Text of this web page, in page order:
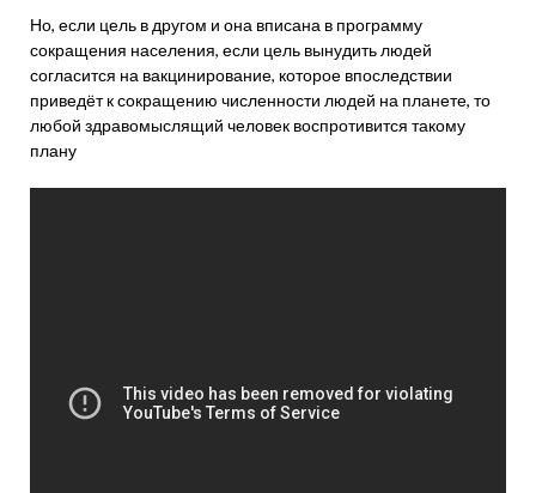
Но, если цель в другом и она вписана в программу
сокращения населения, если цель вынудить людей
согласится на вакцинирование, которое впоследствии
приведёт к сокращению численности людей на планете, то
любой здравомыслящий человек воспротивится такому
плану